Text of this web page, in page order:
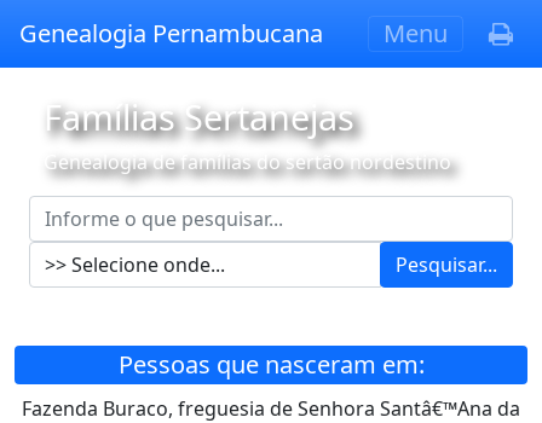
Genealogia Pernambucana Menu
Famílias Sertanejas
Genealogia de famílias do sertão nordestino
Pesquisar...
Pessoas que nasceram em:
Fazenda Buraco, freguesia de Senhora Santâ€™Ana da